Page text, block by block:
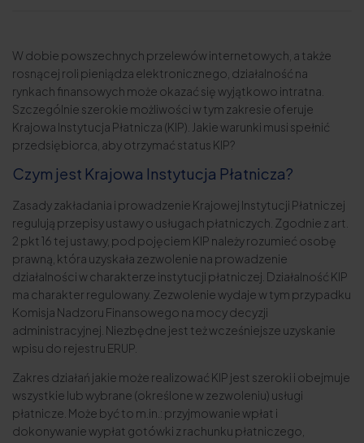
W dobie powszechnych przelewów internetowych, a także
rosnącej roli pieniądza elektronicznego, działalność na
rynkach finansowych może okazać się wyjątkowo intratna.
Szczególnie szerokie możliwości w tym zakresie oferuje
Krajowa Instytucja Płatnicza (KIP). Jakie warunki musi spełnić
przedsiębiorca, aby otrzymać status KIP?
Czym jest Krajowa Instytucja Płatnicza?
Zasady zakładania i prowadzenie Krajowej Instytucji Płatniczej
regulują przepisy ustawy o usługach płatniczych. Zgodnie z art.
2 pkt 16 tej ustawy, pod pojęciem KIP należy rozumieć osobę
prawną, która uzyskała zezwolenie na prowadzenie
działalności w charakterze instytucji płatniczej. Działalność KIP
ma charakter regulowany. Zezwolenie wydaje w tym przypadku
Komisja Nadzoru Finansowego na mocy decyzji
administracyjnej. Niezbędne jest też wcześniejsze uzyskanie
wpisu do rejestru ERUP.
Zakres działań jakie może realizować KIP jest szeroki i obejmuje
wszystkie lub wybrane (określone w zezwoleniu) usługi
płatnicze. Może być to m.in.: przyjmowanie wpłat i
dokonywanie wypłat gotówki z rachunku płatniczego,